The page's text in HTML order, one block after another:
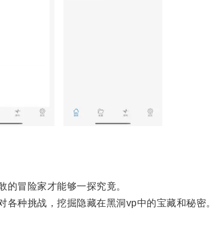
冒险家才能够一探究竟。
种挑战，挖掘隐藏在黑洞vp中的宝藏和秘密。